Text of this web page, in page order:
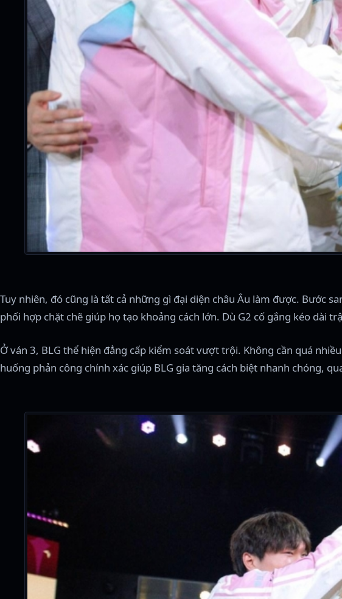
Tuy nhiên, đó cũng là tất cả những gì đại diện châu Âu làm được. Bước
phối hợp chặt chẽ giúp họ tạo khoảng cách lớn. Dù G2 cố gắng kéo dài
Ở ván 3, BLG thể hiện đẳng cấp kiểm soát vượt trội. Không cần quá
huống phản công chính xác giúp BLG gia tăng cách biệt nhanh chóng,